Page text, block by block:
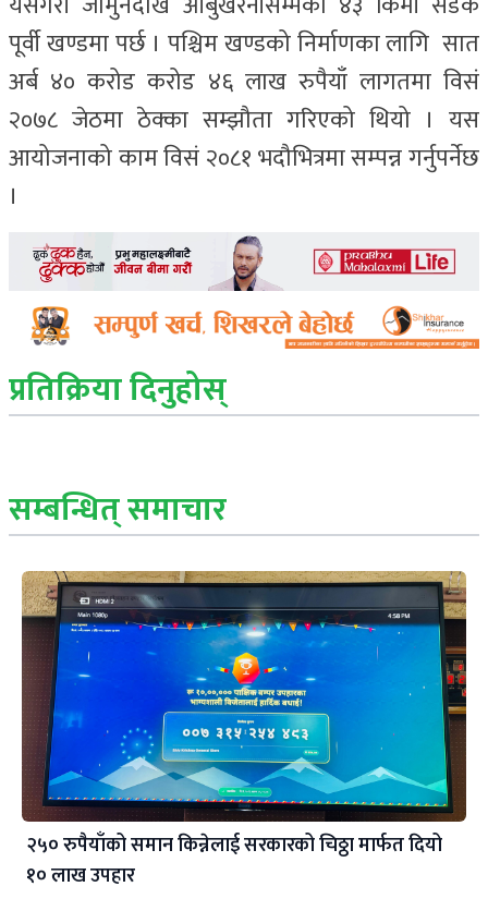
पूर्वी खण्डमा पर्छ । पश्चिम खण्डको निर्माणका लागि सात
अर्ब ४० करोड करोड ४६ लाख रुपैयाँ लागतमा विसं
२०७८ जेठमा ठेक्का सम्झौता गरिएको थियो । यस
आयोजनाको काम विसं २०८१ भदौभित्रमा सम्पन्न गर्नुपर्नेछ
।
प्रतिक्रिया दिनुहोस्
सम्बन्धित् समाचार
२५० रुपैयाँको समान किन्नेलाई सरकारको चिठ्ठा मार्फत दियो
१० लाख उपहार